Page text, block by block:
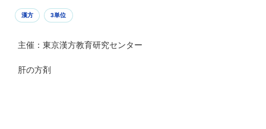
漢方 3単位
主催：東京漢方教育研究センター
肝の方剤